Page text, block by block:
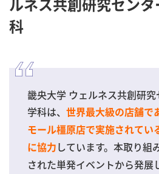
ルネス共創研究セン
科
畿央大学 ウェルネス共創研
学科は、
世界最大級の店舗で
モール橿原店で実施されてい
に協力 しています。本取り組
された単発イベントから発展